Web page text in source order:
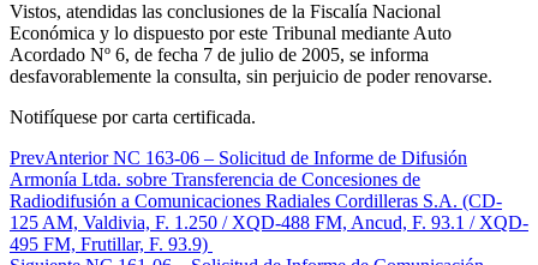
Vistos, atendidas las conclusiones de la Fiscalía Nacional
Económica y lo dispuesto por este Tribunal mediante Auto
Acordado Nº 6, de fecha 7 de julio de 2005, se informa
desfavorablemente la consulta, sin perjuicio de poder renovarse.
Notifíquese por carta certificada.
PrevAnteriorNC 163-06 – Solicitud de Informe de Difusión
Armonía Ltda. sobre Transferencia de Concesiones de
Radiodifusión a Comunicaciones Radiales Cordilleras S.A. (CD-
125 AM, Valdivia, F. 1.250 / XQD-488 FM, Ancud, F. 93.1 / XQD-
495 FM, Frutillar, F. 93.9)